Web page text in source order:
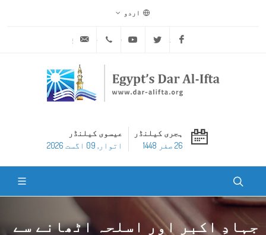
اردو
Facebook
Twitter
Youtube
ہجری کیلنڈر
26 صفر 1448
عیسوی کیلنڈر
اتوار, 09 اگست 2026
جہادِ اکبر اور اسلحہ اٹھانے سے